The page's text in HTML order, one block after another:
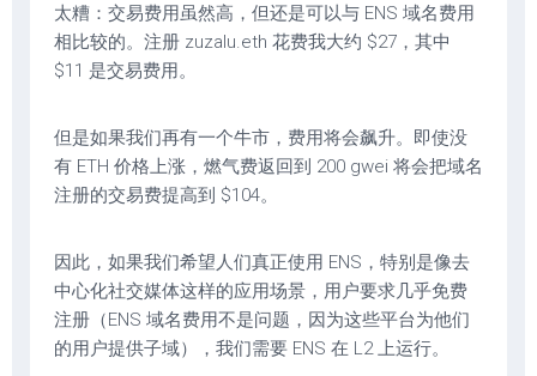
太糟：交易费用虽然高，但还是可以与 ENS 域名费用
相比较的。注册 zuzalu.eth 花费我大约 $27，其中
$11 是交易费用。
但是如果我们再有一个牛市，费用将会飙升。即使没
有 ETH 价格上涨，燃气费返回到 200 gwei 将会把域名
注册的交易费提高到 $104。
因此，如果我们希望人们真正使用 ENS，特别是像去
中心化社交媒体这样的应用场景，用户要求几乎免费
注册（ENS 域名费用不是问题，因为这些平台为他们
的用户提供子域），我们需要 ENS 在 L2 上运行。